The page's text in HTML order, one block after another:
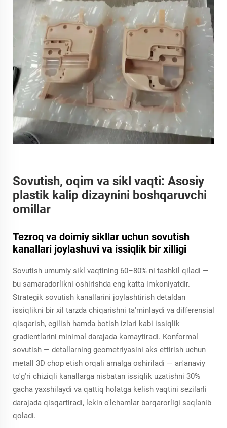
Sovutish, oqim va sikl vaqti: Asosiy
plastik kalip dizaynini boshqaruvchi
omillar
Tezroq va doimiy sikllar uchun sovutish
kanallari joylashuvi va issiqlik bir xilligi
Sovutish umumiy sikl vaqtining 60–80% ni tashkil qiladi —
bu samaradorlikni oshirishda eng katta imkoniyatdir.
Strategik sovutish kanallarini joylashtirish detaldan
issiqlikni bir xil tarzda chiqarishni ta'minlaydi va differensial
qisqarish, egilish hamda botish izlari kabi issiqlik
gradientlarini minimal darajada kamaytiradi. Konformal
sovutish — detallarning geometriyasini aks ettirish uchun
metall 3D chop etish orqali amalga oshiriladi — an'anaviy
to'g'ri chiziqli kanallarga nisbatan issiqlik uzatishni 30%
gacha yaxshilaydi va qattiq holatga kelish vaqtini sezilarli
darajada qisqartiradi, lekin o'lchamlar barqarorligi saqlanib
qoladi.